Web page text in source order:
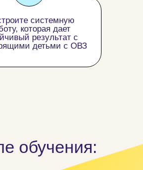
системную
которая дает
результат с
детьми с ОВЗ
обучения: